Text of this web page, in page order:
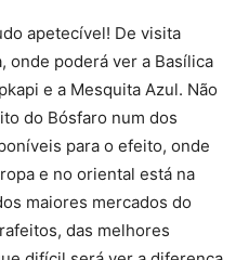
apetecível! De visita
onde poderá ver a Basílica
e a Mesquita Azul. Não
do Bósfaro num dos
para o efeito, onde
e no oriental está na
maiores mercados do
das melhores